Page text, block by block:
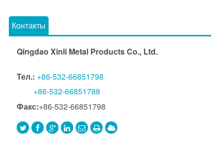
Контакты
Qingdao Xinli Metal Products Co., Ltd.
Тел.: +86-532-66851798
+86-532-66851788
Факс:+86-532-66851798